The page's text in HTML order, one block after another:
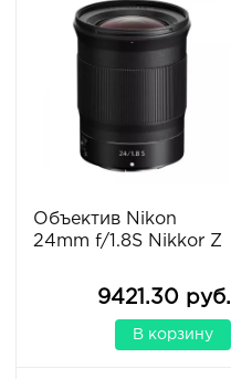
Объектив Nikon
24mm f/1.8S Nikkor Z
9421.30 руб.
В корзину